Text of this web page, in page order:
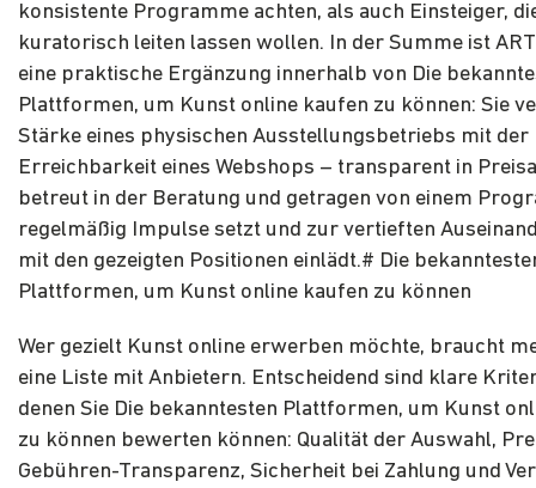
konsistente Programme achten, als auch Einsteiger,
kuratorisch leiten lassen wollen. In der Summe ist
eine praktische Ergänzung innerhalb von Die
Plattformen, um Kunst online kaufen zu können: Sie
Stärke eines physischen Ausstellungsbetriebs mit der
Erreichbarkeit eines Webshops – transparent in
betreut in der Beratung und getragen von einem
regelmäßig Impulse setzt und zur vertieften
mit den gezeigten Positionen einlädt.# Die
Plattformen, um Kunst online kaufen zu können
Wer gezielt Kunst online erwerben möchte, braucht
eine Liste mit Anbietern. Entscheidend sind klare
denen Sie Die bekanntesten Plattformen, um Kunst
zu können bewerten können: Qualität der Auswahl,
Gebühren-Transparenz, Sicherheit bei Zahlung und